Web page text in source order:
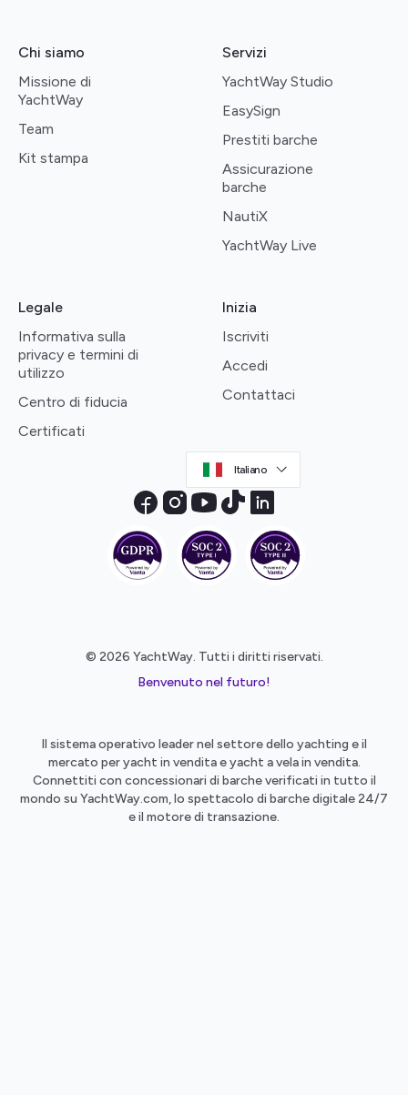
Chi siamo
Missione di
YachtWay
Team
Kit stampa
Servizi
YachtWay Studio
EasySign
Prestiti barche
Assicurazione
barche
NautiX
YachtWay Live
Legale
Informativa sulla
privacy e termini di
utilizzo
Centro di fiducia
Certificati
Inizia
Iscriviti
Accedi
Contattaci
Italiano
© 2026 YachtWay. Tutti i diritti riservati.
Benvenuto nel futuro!
Il sistema operativo leader nel settore dello yachting e il
mercato per yacht in vendita e yacht a vela in vendita.
Connettiti con concessionari di barche verificati in tutto il
mondo su YachtWay.com, lo spettacolo di barche digitale 24/7
e il motore di transazione.